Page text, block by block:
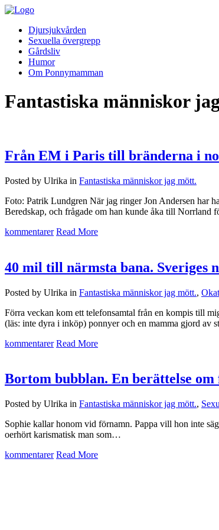
Djursjukvården
Sexuella övergrepp
Gårdsliv
Humor
Om Ponnymamman
Fantastiska människor
Från EM i Paris till bränderna i
Posted by Ulrika in Fantastiska människor jag mött.
Foto: Patrik Lundgren När jag ringer Jon Andersen har
Beredskap, och frågade om han kunde åka till Norrland
kommentarer Read More
40 mil till närmsta bana. Sveriges
Posted by Ulrika in Fantastiska människor jag mött.,
Förra veckan kom ett telefonsamtal från en kompis till
(läs: inte dyra i inköp) ponnyer och en mamma gjord av
kommentarer Read More
Bortom bubblan. En berättelse
Posted by Ulrika in Fantastiska människor jag mött.,
Sophie kallar honom vid förnamn. Pappa vill hon inte
oerhört karismatisk man som…
kommentarer Read More